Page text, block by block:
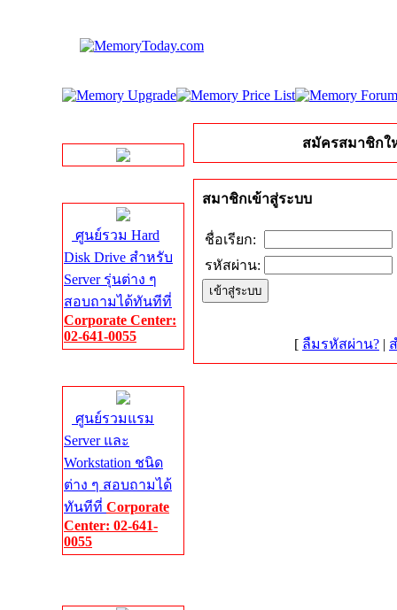
ศูนย์รวม Hard
Disk Drive สำหรับ
Server รุ่นต่าง ๆ
สอบถามได้ทันทีที่
Corporate Center:
02-641-0055
ศูนย์รวมแรม
Server และ
Workstation ชนิด
ต่าง ๆ สอบถามได้
ทันทีที่ Corporate
Center: 02-641-
0055
สมัครสมาชิกใ
สมาชิกเข้าสู่ระบบ
ชื่อเรียก:
รหัสผ่าน:
[ ลืมรหัสผ่าน? |